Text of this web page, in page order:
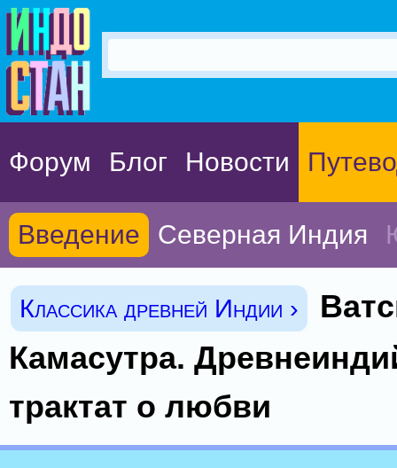
Форум Блог Новости
Введение Северная Индия
Классика древней Индии ›
Камасутра.
трактат о любви